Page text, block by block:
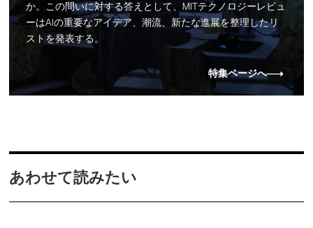
か。この問いに対する答えとして、MITテクノロジーレビュ
ーはAIの重要なアイデア、潮流、新たな進展を整理したリ
ストを発表する。
特集ページへ
あわせて読みたい